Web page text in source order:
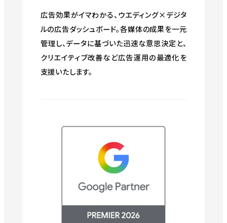
広告効果がイマわかる、ウエディング×デジタ
ルの広告ダッシュボード。各媒体の成果を一元
管理し、データに基づいた迅速な意思決定と、
クリエイティブ改善など広告運用の最適化を
支援いたします。